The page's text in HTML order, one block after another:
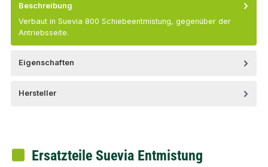
Beschreibung
Verbaut in Suevia 800 Schiebeentmistung, gegenüber der
Antriebsseite.
Eigenschaften
Hersteller
Ersatzteile Suevia Entmistung